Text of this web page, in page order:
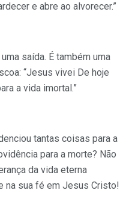
e abre ao alvorecer.”
saída. É também uma
“Jesus vivei De hoje
a vida imortal.”
tantas coisas para a
para a morte? Não
da vida eterna
na sua fé em Jesus Cristo!